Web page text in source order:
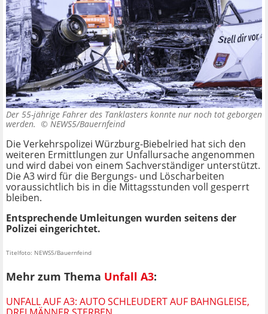
Der 55-jährige Fahrer des Tanklasters konnte nur noch tot geborgen
werden. © NEWS5/Bauernfeind
Die Verkehrspolizei Würzburg-Biebelried hat sich den
weiteren Ermittlungen zur Unfallursache angenommen
und wird dabei von einem Sachverständiger unterstützt.
Die A3 wird für die Bergungs- und Löscharbeiten
voraussichtlich bis in die Mittagsstunden voll gesperrt
bleiben.
Entsprechende Umleitungen wurden seitens der
Polizei eingerichtet.
Titelfoto: NEWS5/Bauernfeind
Mehr zum Thema Unfall A3:
UNFALL AUF A3: AUTO SCHLEUDERT AUF BAHNGLEISE,